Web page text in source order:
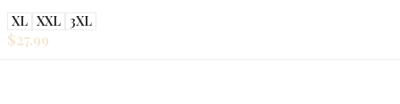
XL XXL 3XL
$27.99